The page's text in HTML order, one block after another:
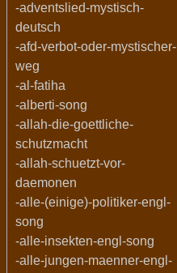
-adventslied-mystisch-
deutsch
-afd-verbot-oder-mystischer-
weg
-al-fatiha
-alberti-song
-allah-die-goettliche-
schutzmacht
-allah-schuetzt-vor-
daemonen
-alle-(einige)-politiker-engl-
song
-alle-insekten-engl-song
-alle-jungen-maenner-engl-